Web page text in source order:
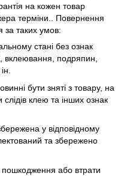
на кожен товар
терміни.. Повернення
за таких умов:
стані без ознак
вклеювання, подряпин,
бути зняті з товару, на
клею та інших ознак
у відповідному
та збережено
пошкодження або втрати